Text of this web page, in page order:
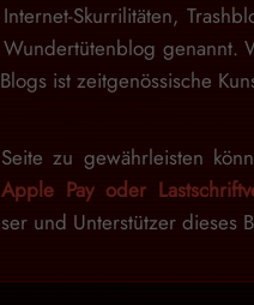
Skurrilitäten,
ist zeitgenössische
zu gewährleisten
Pay oder
und Unterstützer dieses